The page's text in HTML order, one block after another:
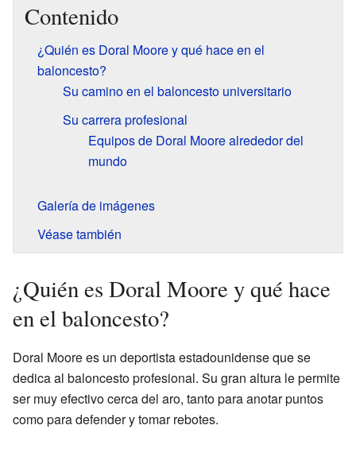
Contenido
¿Quién es Doral Moore y qué hace en el
baloncesto?
Su camino en el baloncesto universitario
Su carrera profesional
Equipos de Doral Moore alrededor del
mundo
Galería de imágenes
Véase también
¿Quién es Doral Moore y qué hace
en el baloncesto?
Doral Moore es un deportista estadounidense que se
dedica al baloncesto profesional. Su gran altura le permite
ser muy efectivo cerca del aro, tanto para anotar puntos
como para defender y tomar rebotes.